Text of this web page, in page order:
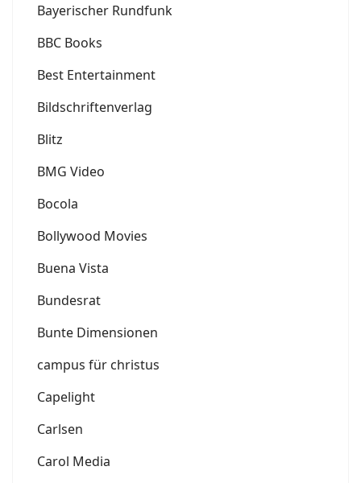
Bayerischer Rundfunk
BBC Books
Best Entertainment
Bildschriftenverlag
Blitz
BMG Video
Bocola
Bollywood Movies
Buena Vista
Bundesrat
Bunte Dimensionen
campus für christus
Capelight
Carlsen
Carol Media